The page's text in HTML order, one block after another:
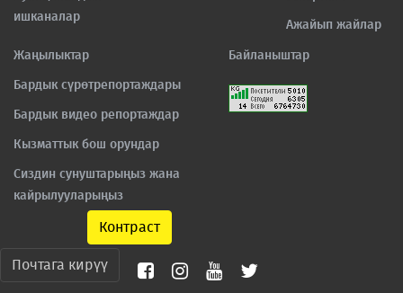
ишканалар
Ажайып жайлар
Жаңылыктар
Бардык сүрөтрепортаждары
Бардык видео репортаждар
Кызматтык бош орундар
Сиздин сунуштарыңыз жана
кайрылууларыңыз
Байланыштар
Контраст
Почтага кирүү